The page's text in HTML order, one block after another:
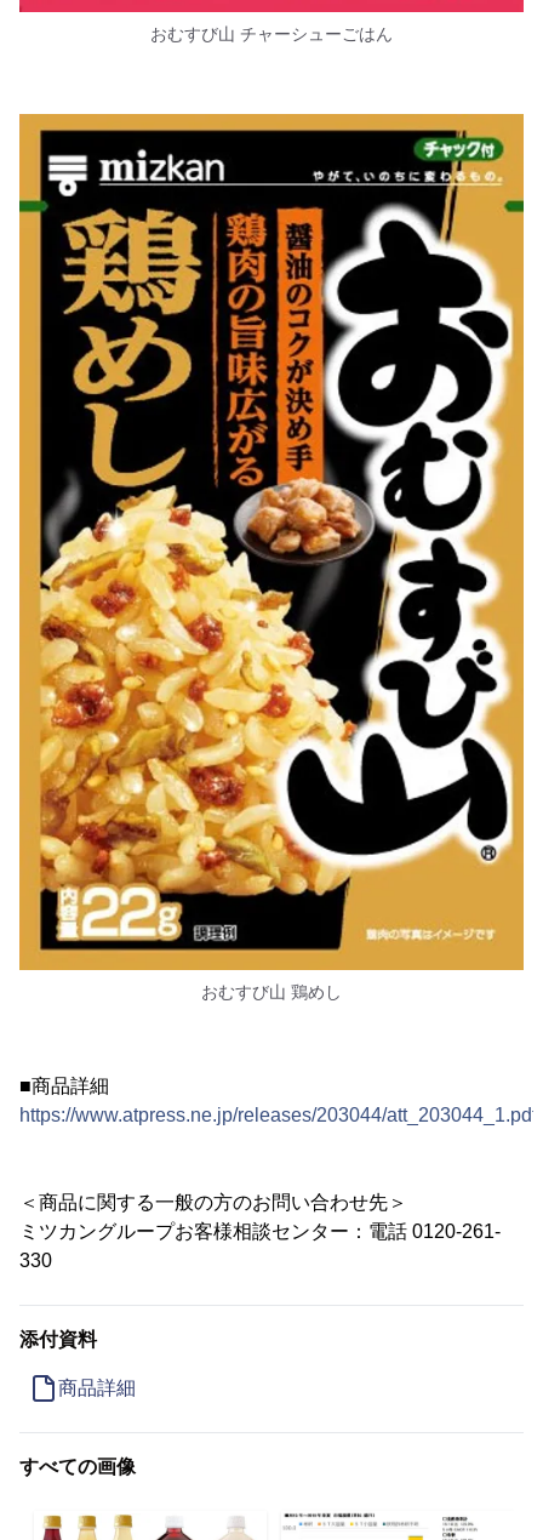
おむすび山 チャーシューごはん
おむすび山 鶏めし
■商品詳細
https://www.atpress.ne.jp/releases/203044/att_203044_1.pdf
＜商品に関する一般の方のお問い合わせ先＞
ミツカングループお客様相談センター：電話 0120-261-
330
添付資料
商品詳細
すべての画像